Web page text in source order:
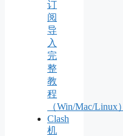
订
阅
导
入
完
整
教
程
（Win/Mac/Linux）
Clash
机